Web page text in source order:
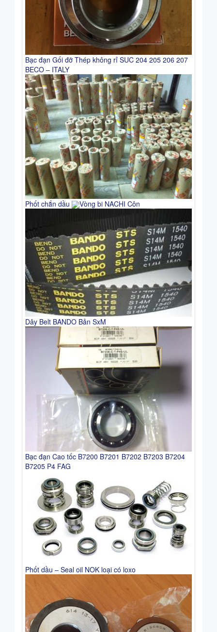
Bạc đạn Gối đỡ Thép không rỉ SUC 204 205 206 207
BECO – ITALY
Phốt chắn dầu Vòng bi NACHI Côn
Dây Belt BANDO Bản SxM
Bạc đạn Cao tốc B7200 B7201 B7202 B7203 B7204
B7205 P4 FAG
Phốt dầu – Seal oil NOK loại có loxo